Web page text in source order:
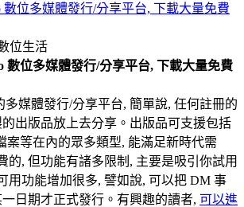
數位多媒體發行/分享平台, 下載大量免費
位生活
數位多媒體發行/分享平台, 下載大量免費
多媒體發行/分享平台, 簡單說, 任何註冊的
出版品放上去分享。出版品可支援包括
案等在內的眾多類型, 能滿足新時代需
的, 但功能有諸多限制, 主要是吸引你試用
用功能增加很多, 譬如說, 可以把 DM 事
日期才正式發行。有興趣的讀者, 可以進